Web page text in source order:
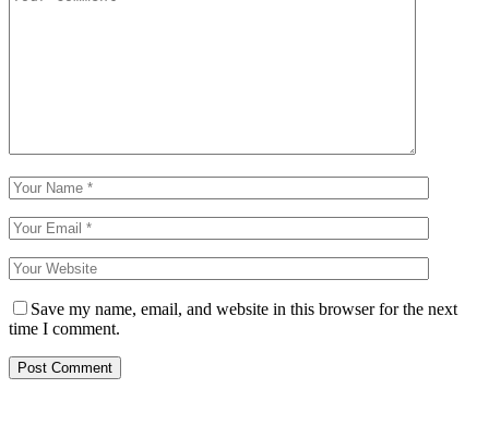
Save my name, email, and website in this browser for the next
time I comment.